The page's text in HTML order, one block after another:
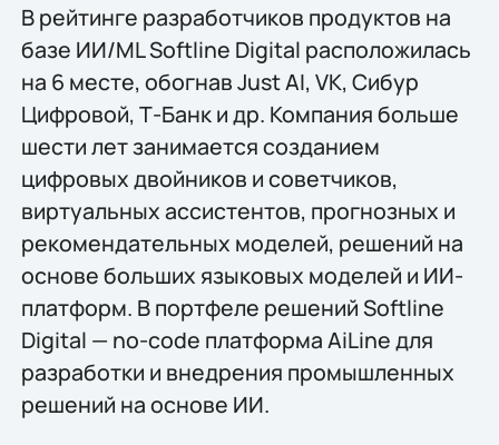
В рейтинге разработчиков продуктов на
базе ИИ/ML Softline Digital расположилась
на 6 месте, обогнав Just AI, VK, Сибур
Цифровой, Т-Банк и др. Компания больше
шести лет занимается созданием
цифровых двойников и советчиков,
виртуальных ассистентов, прогнозных и
рекомендательных моделей, решений на
основе больших языковых моделей и ИИ-
платформ. В портфеле решений Softline
Digital — no-code платформа AiLine для
разработки и внедрения промышленных
решений на основе ИИ.